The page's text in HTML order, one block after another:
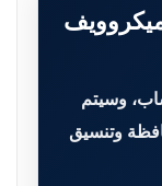
وسيتم
وتنسيق